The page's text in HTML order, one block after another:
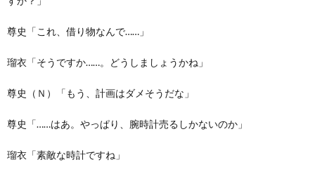
尊史「これ、借り物なんで……」
瑠衣「そうですか……。どうしましょうかね」
尊史（Ｎ）「もう、計画はダメそうだな」
尊史「……はあ。やっぱり、腕時計売るしかないのか」
瑠衣「素敵な時計ですね」